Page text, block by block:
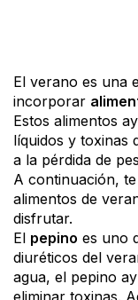
El verano es una
incorporar
Estos alimentos
líquidos y toxinas
a la pérdida de
A continuación,
alimentos de
disfrutar.
El pepino es uno
diuréticos del
agua, el pepino